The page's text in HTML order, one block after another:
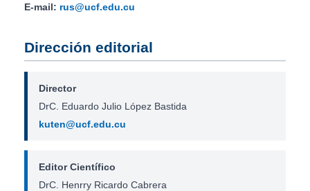
E-mail: rus@ucf.edu.cu
Dirección editorial
Director
DrC. Eduardo Julio López Bastida
kuten@ucf.edu.cu
Editor Científico
DrC. Henrry Ricardo Cabrera